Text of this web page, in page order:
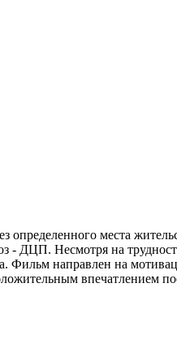
места
- ДЦП. Несмотря на
Фильм направлен на
впечатлением